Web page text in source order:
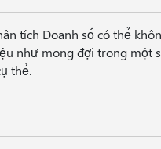
tích Doanh số có thể
như mong đợi trong một
thể.